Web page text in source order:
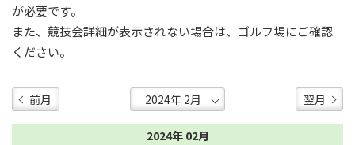
が必要です。
また、競技会詳細が表示されない場合は、ゴルフ場にご確認
ください。
前月 翌月
2024年 02月